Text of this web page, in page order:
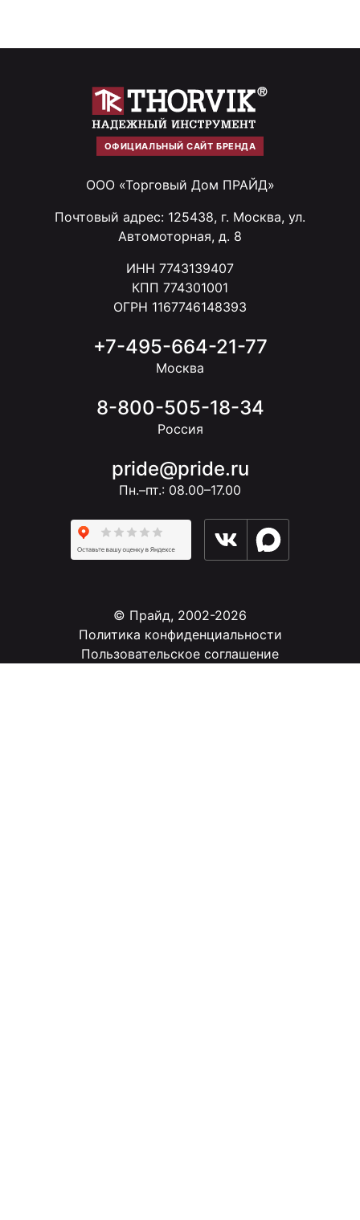
ОФИЦИАЛЬНЫЙ САЙТ БРЕНДА
ООО «Торговый Дом ПРАЙД»
Почтовый адрес: 125438, г. Москва, ул.
Автомоторная, д. 8
ИНН 7743139407
КПП 774301001
ОГРН 1167746148393
+7-495-664-21-77
Москва
8-800-505-18-34
Россия
pride@pride.ru
Пн.–пт.: 08.00–17.00
© Прайд, 2002-2026
Политика конфиденциальности
Пользовательское соглашение